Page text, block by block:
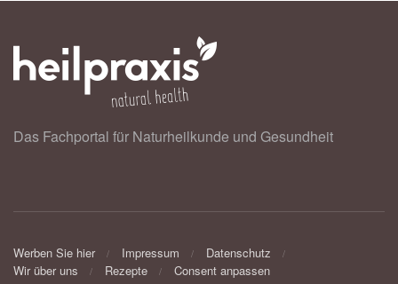
Das Fachportal für Naturheilkunde und Gesundheit
Werben Sie hier Impressum
Datenschutz
Wir über uns
Rezepte Consent anpassen